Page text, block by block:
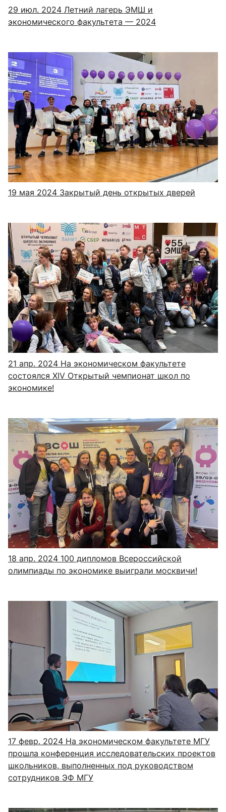
29 июл. 2024 Летний лагерь ЭМШ и
экономического факультета — 2024
19 мая 2024 Закрытый день открытых дверей
21 апр. 2024 На экономическом факультете
состоялся XIV Открытый чемпионат школ по
экономике!
18 апр. 2024 100 дипломов Всероссийской
олимпиады по экономике выиграли москвичи!
17 февр. 2024 На экономическом факультете МГУ
прошла конференция исследовательских проектов
школьников, выполненных под руководством
сотрудников ЭФ МГУ